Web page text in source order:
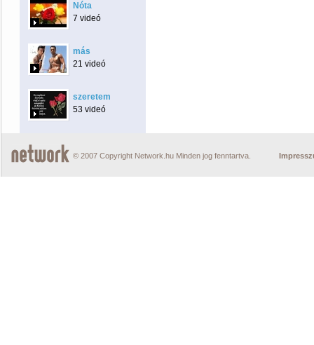
Nóta
7 videó
más
21 videó
szeretem
53 videó
© 2007 Copyright Network.hu Minden jog fenntartva.